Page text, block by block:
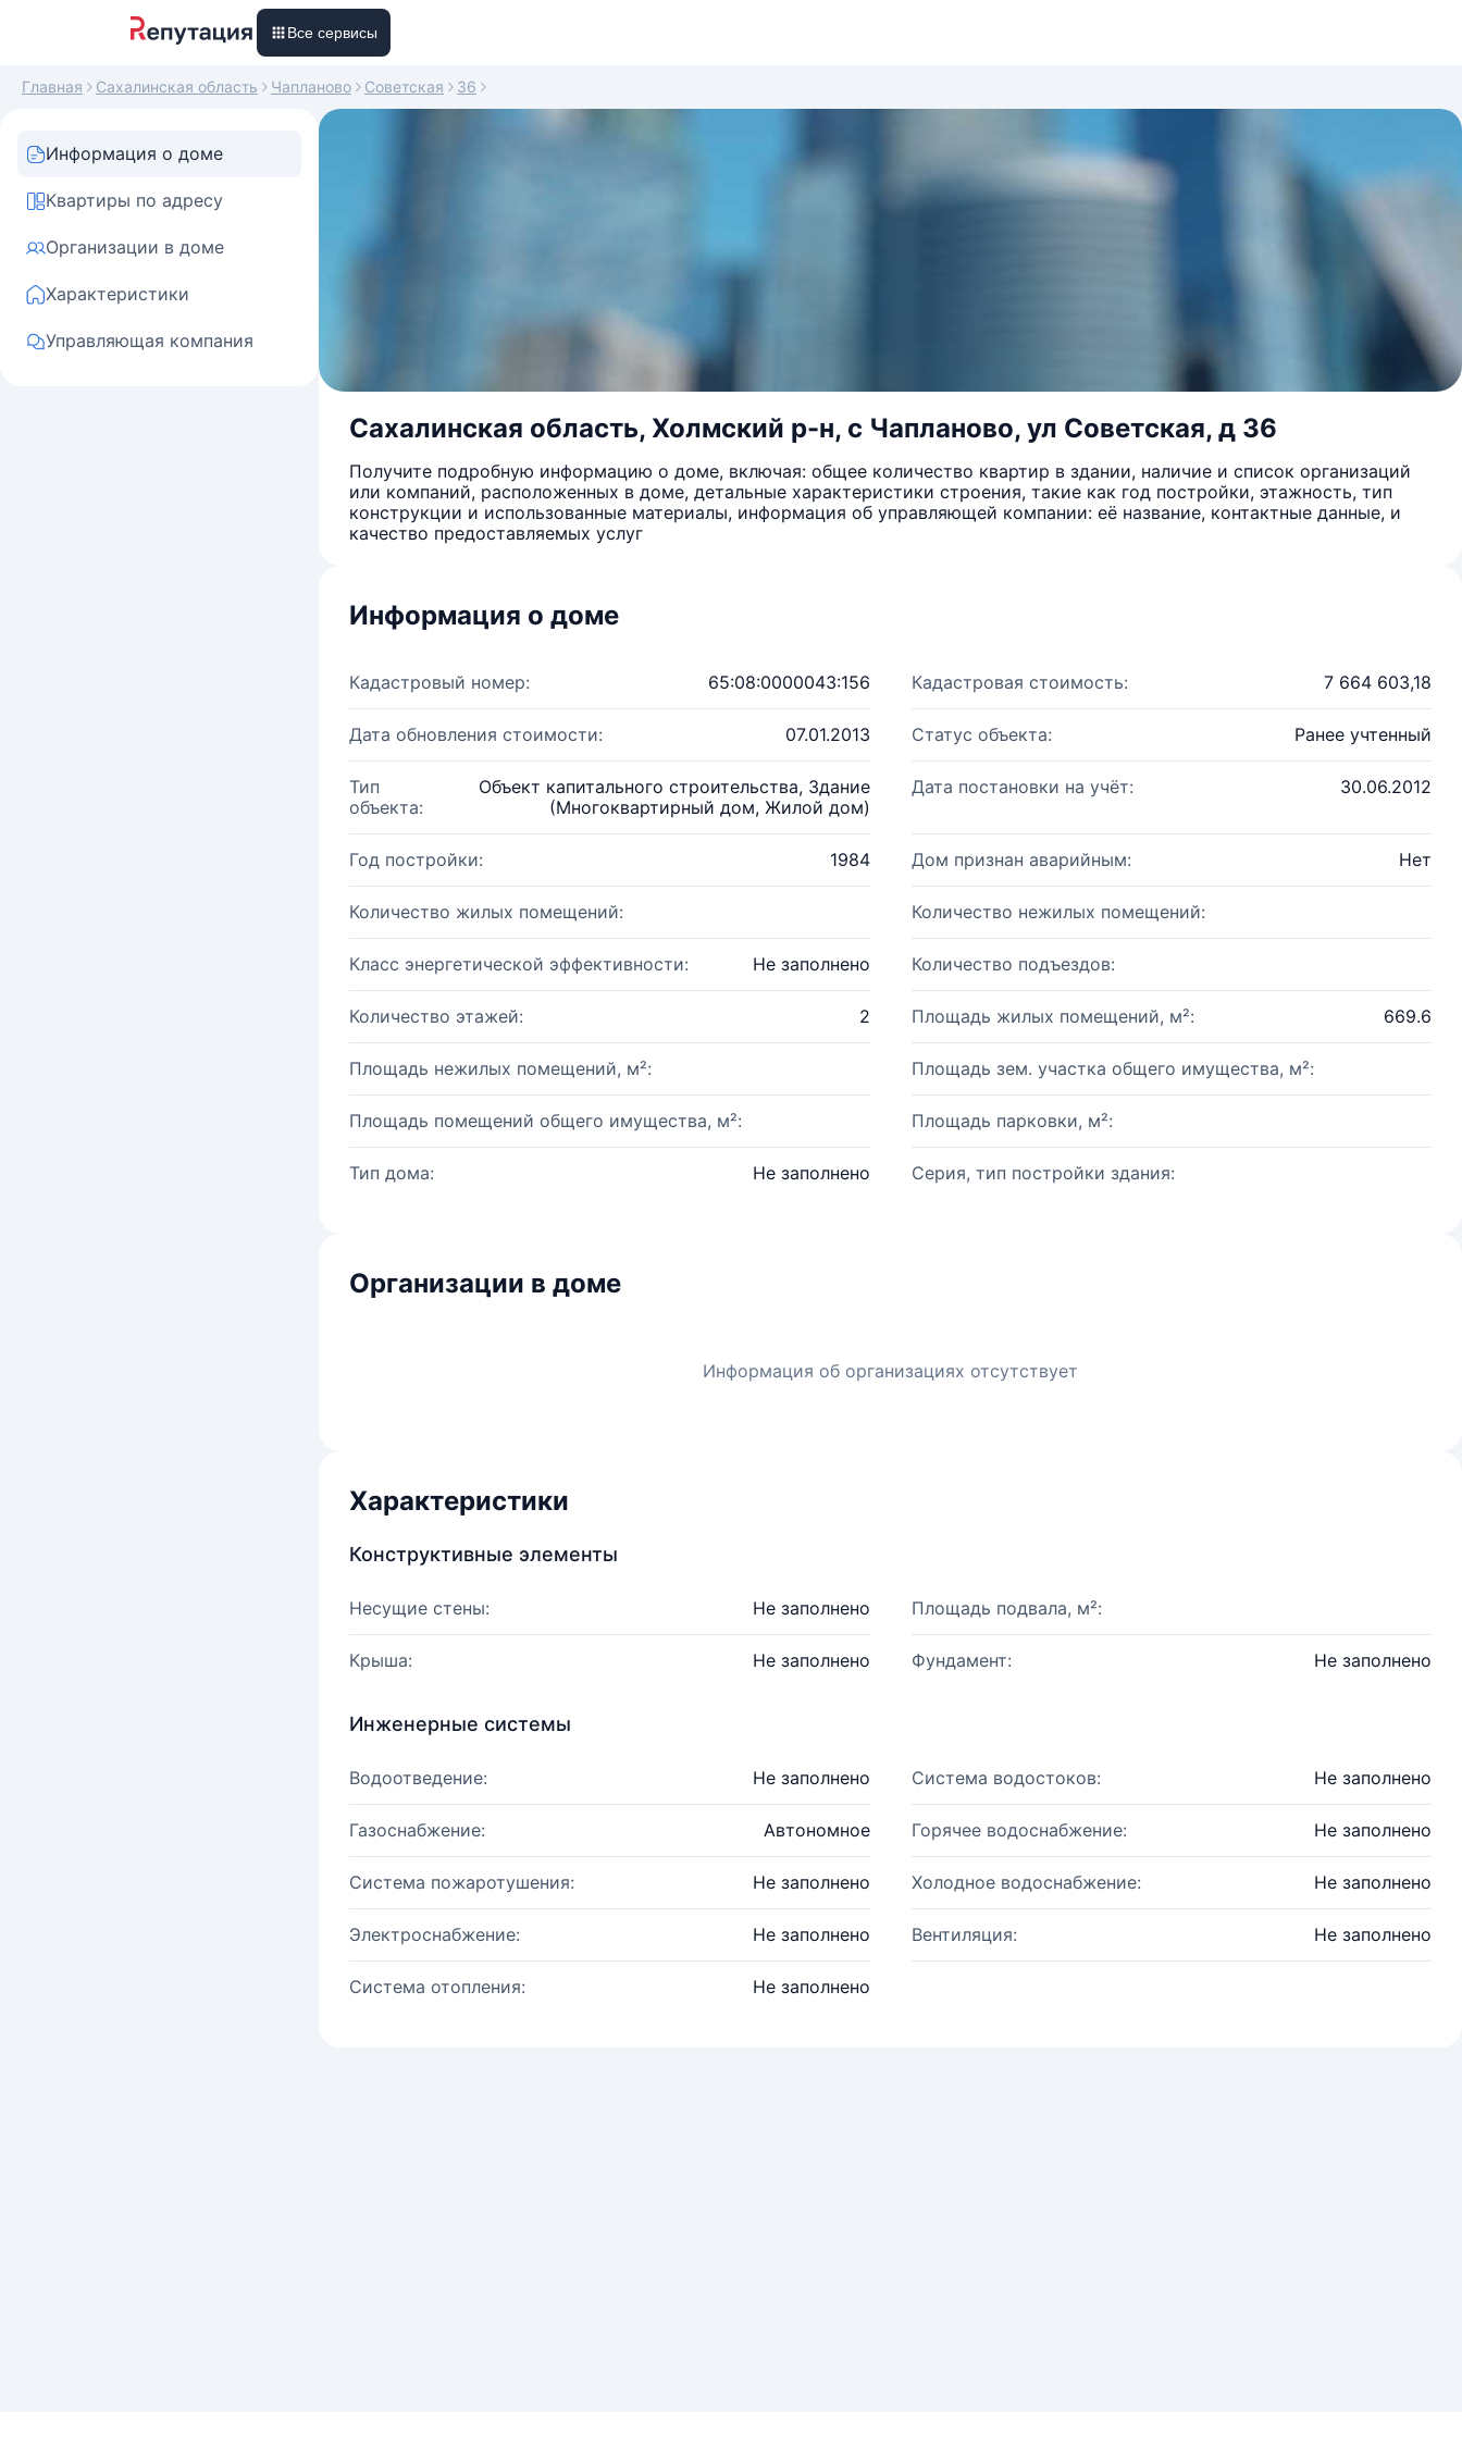
Все сервисы
Главная Сахалинская область Чапланово Советская 36
Информация о доме
Квартиры по адресу
Организации в доме
Характеристики
Управляющая компания
Сахалинская область, Холмский р-н, с Чапланово, ул Советская, д 36
Получите подробную информацию о доме, включая: общее количество квартир в здании, наличие и список организаций
или компаний, расположенных в доме, детальные характеристики строения, такие как год постройки, этажность, тип
конструкции и использованные материалы, информация об управляющей компании: её название, контактные данные, и
качество предоставляемых услуг
Информация о доме
Кадастровый номер: 65:08:0000043:156 Кадастровая стоимость: 7 664 603,18
Дата обновления стоимости: 07.01.2013 Статус объекта: Ранее учтенный
Тип
объекта:
Объект капитального строительства, Здание
(Многоквартирный дом, Жилой дом)
Дата постановки на учёт: 30.06.2012
Год постройки: 1984 Дом признан аварийным: Нет
Количество жилых помещений: Количество нежилых помещений:
Класс энергетической эффективности: Не заполнено Количество подъездов:
Количество этажей: 2 Площадь жилых помещений, м²: 669.6
Площадь нежилых помещений, м²: Площадь зем. участка общего имущества, м²:
Площадь помещений общего имущества, м²: Площадь парковки, м²:
Тип дома: Не заполнено Серия, тип постройки здания:
Организации в доме
Информация об организациях отсутствует
Характеристики
Конструктивные элементы
Несущие стены: Не заполнено Площадь подвала, м²:
Крыша: Не заполнено Фундамент: Не заполнено
Инженерные системы
Водоотведение: Не заполнено Система водостоков: Не заполнено
Газоснабжение: Автономное Горячее водоснабжение: Не заполнено
Система пожаротушения: Не заполнено Холодное водоснабжение: Не заполнено
Электроснабжение: Не заполнено Вентиляция: Не заполнено
Система отопления: Не заполнено